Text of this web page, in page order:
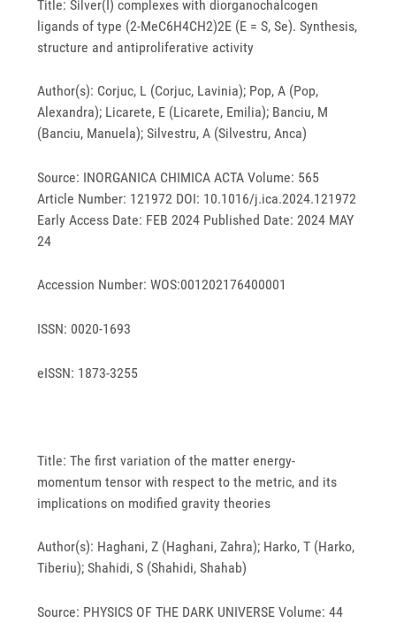
Title: Silver(I) complexes with diorganochalcogen
ligands of type (2-MeC6H4CH2)2E (E = S, Se). Synthesis,
structure and antiproliferative activity
Author(s): Corjuc, L (Corjuc, Lavinia); Pop, A (Pop,
Alexandra); Licarete, E (Licarete, Emilia); Banciu, M
(Banciu, Manuela); Silvestru, A (Silvestru, Anca)
Source: INORGANICA CHIMICA ACTA Volume: 565
Article Number: 121972 DOI: 10.1016/j.ica.2024.121972
Early Access Date: FEB 2024 Published Date: 2024 MAY
24
Accession Number: WOS:001202176400001
ISSN: 0020-1693
eISSN: 1873-3255
Title: The first variation of the matter energy-
momentum tensor with respect to the metric, and its
implications on modified gravity theories
Author(s): Haghani, Z (Haghani, Zahra); Harko, T (Harko,
Tiberiu); Shahidi, S (Shahidi, Shahab)
Source: PHYSICS OF THE DARK UNIVERSE Volume: 44